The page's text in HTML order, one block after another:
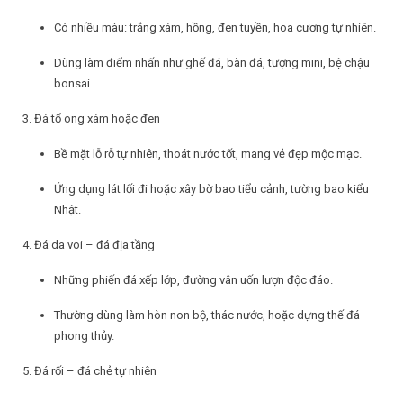
Có nhiều màu: trắng xám, hồng, đen tuyền, hoa cương tự nhiên.
Dùng làm điểm nhấn như ghế đá, bàn đá, tượng mini, bệ chậu
bonsai.
3. Đá tổ ong xám hoặc đen
Bề mặt lỗ rỗ tự nhiên, thoát nước tốt, mang vẻ đẹp mộc mạc.
Ứng dụng lát lối đi hoặc xây bờ bao tiểu cảnh, tường bao kiểu
Nhật.
4. Đá da voi – đá địa tầng
Những phiến đá xếp lớp, đường vân uốn lượn độc đáo.
Thường dùng làm hòn non bộ, thác nước, hoặc dựng thế đá
phong thủy.
5. Đá rối – đá chẻ tự nhiên